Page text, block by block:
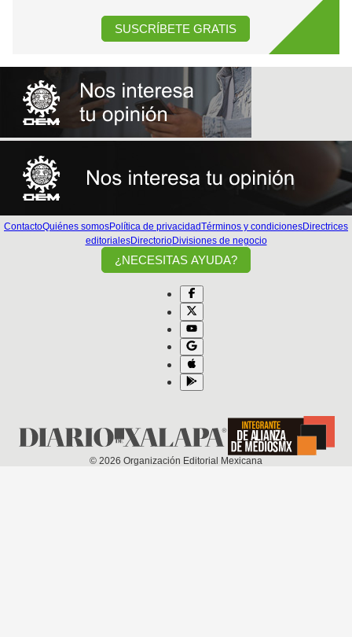
SUSCRÍBETE GRATIS
ContactoQuiénes somosPolítica de privacidadTérminos y condicionesDirectrices
editorialesDirectorioDivisiones de negocio
¿NECESITAS AYUDA?
© 2026 Organización Editorial Mexicana